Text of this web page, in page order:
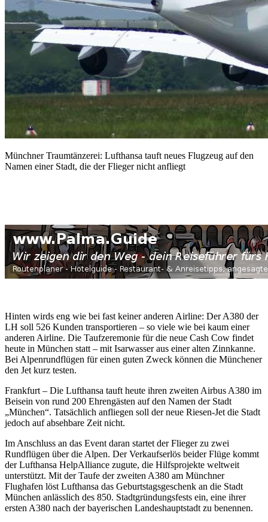
Münchner Traumtänzerei: Lufthansa tauft neues Flugzeug auf den
Namen einer Stadt, die der Flieger nicht anfliegt
Hinten wirds eng wie bei fast keiner anderen Airline: Der A380 der
LH soll 526 Kunden transportieren – so viele wie bei kaum einer
anderen Airline. Die Taufzeremonie für die neue Cash Cow findet
heute in München statt – mit Isarwasser aus einer alten Zinnkanne.
Bei Alpenrundflügen für einen guten Zweck können die Münchener
den Jet kurz testen.
Frankfurt – Die Lufthansa tauft heute ihren zweiten Airbus A380 im
Beisein von rund 200 Ehrengästen auf den Namen der Stadt
„München“. Tatsächlich anfliegen soll der neue Riesen-Jet die Stadt
jedoch auf absehbare Zeit nicht.
Im Anschluss an das Event daran startet der Flieger zu zwei
Rundflügen über die Alpen. Der Verkaufserlös beider Flüge kommt
der Lufthansa HelpAlliance zugute, die Hilfsprojekte weltweit
unterstützt. Mit der Taufe der zweiten A380 am Münchner
Flughafen löst Lufthansa das Geburtstagsgeschenk an die Stadt
München anlässlich des 850. Stadtgründungsfests ein, eine ihrer
ersten A380 nach der bayerischen Landeshauptstadt zu benennen.